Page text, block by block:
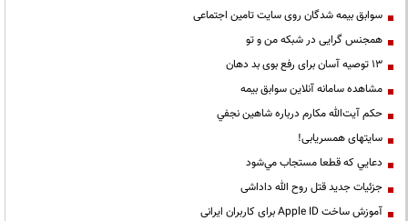
سوابق بیمه شدگان روی سایت تامین اجتماعی
همجنس گرایی در شبکه من و تو
13 توصیه آسان برای رفع بوی بد دهان
مشاهده سامانه آنلاين سوابق بیمه
حكم آيت‌الله مكارم درباره شاهين نجفي
سایتهای همسریابی!
دعايي كه قطعا مستجاب مي‌شود
جزئیات جدید قتل روح الله داداشی
آموزش ساخت Apple ID برای کاربران ایرانی